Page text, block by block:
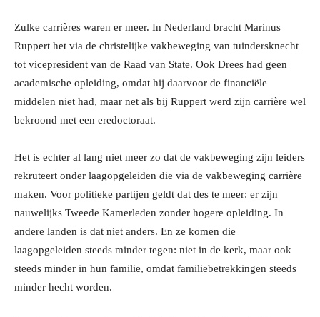
Zulke carrières waren er meer. In Nederland bracht Marinus
Ruppert het via de christelijke vakbeweging van tuindersknecht
tot vicepresident van de Raad van State. Ook Drees had geen
academische opleiding, omdat hij daarvoor de financiële
middelen niet had, maar net als bij Ruppert werd zijn carrière wel
bekroond met een eredoctoraat.
Het is echter al lang niet meer zo dat de vakbeweging zijn leiders
rekruteert onder laagopgeleiden die via de vakbeweging carrière
maken. Voor politieke partijen geldt dat des te meer: er zijn
nauwelijks Tweede Kamerleden zonder hogere opleiding. In
andere landen is dat niet anders. En ze komen die
laagopgeleiden steeds minder tegen: niet in de kerk, maar ook
steeds minder in hun familie, omdat familiebetrekkingen steeds
minder hecht worden.